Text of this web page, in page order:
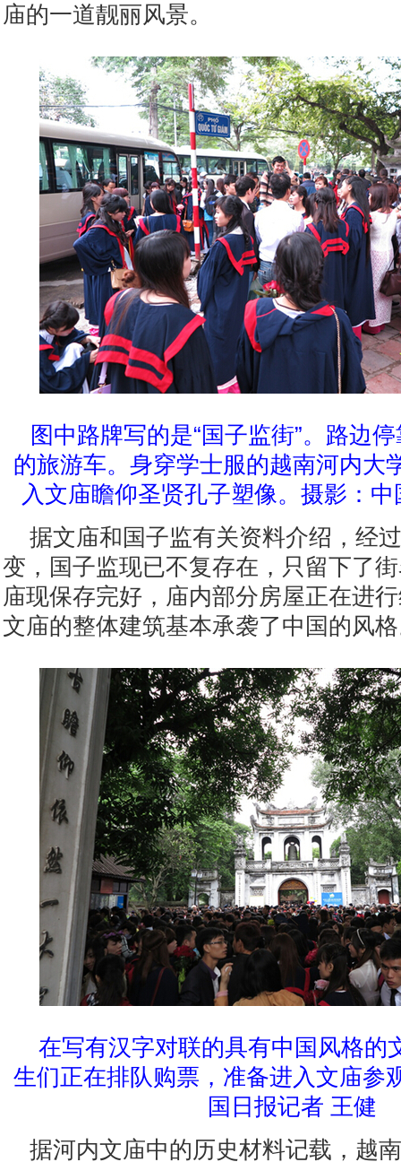
庙的一道靓丽风景。
图中路牌写的是“国子监街”。路边
的旅游车。身穿学士服的越南河内大
入文庙瞻仰圣贤孔子塑像。摄影：
据文庙和国子监有关资料介绍，经
变，国子监现已不复存在，只留下了
庙现保存完好，庙内部分房屋正在进
文庙的整体建筑基本承袭了中国的风
在写有汉字对联的具有中国风格的
生们正在排队购票，准备进入文庙参
国日报记者 王健
据河内文庙中的历史材料记载，越